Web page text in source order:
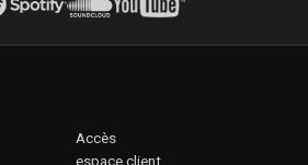
Accès
espace client